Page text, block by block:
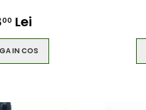
00 Lei
IN COS